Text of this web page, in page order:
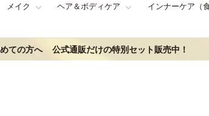
メイク ヘア＆ボディケア インナーケア（
ての方へ 公式通販だけの特別セット販売中！